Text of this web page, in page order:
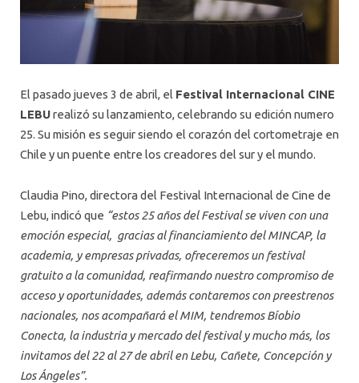
El pasado jueves 3 de abril, el Festival Internacional CINE
LEBUrealizó su lanzamiento, celebrando su edición numero
25. Su misión es seguir siendo el corazón del cortometraje en
Chile y un puente entre los creadores del sur y el mundo.
Claudia Pino, directora del Festival Internacional de Cine de
Lebu, indicó que “estos 25 años del Festival se viven con una
emoción especial, gracias al financiamiento del MINCAP, la
academia, y empresas privadas, ofreceremos un festival
gratuito a la comunidad, reafirmando nuestro compromiso de
acceso y oportunidades, además contaremos con preestrenos
nacionales, nos acompañará el MIM, tendremos Bíobio
Conecta, la industria y mercado del festival y mucho más, los
invitamos del 22 al 27 de abril en Lebu, Cañete, Concepción y
Los Ángeles”.